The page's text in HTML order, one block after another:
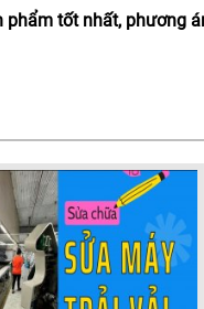
tốt nhất, phương